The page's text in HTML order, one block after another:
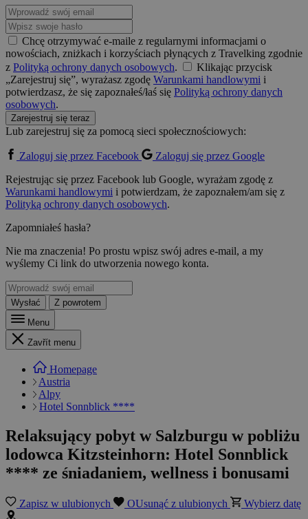
Chcę otrzymywać e-maile z regularnymi informacjami o
nowościach, zniżkach i korzyściach płynących z Travelking zgodnie
z Polityką ochrony danych osobowych.
Klikając przycisk
„Zarejestruj się”, wyrażasz zgodę Warunkami handlowymi i
potwierdzasz, że się zapoznałeś/łaś się Polityką ochrony danych
osobowych.
Zarejestruj się teraz
Lub zarejestruj się za pomocą sieci społecznościowych:
Zaloguj się przez Facebook
Zaloguj się przez Google
Rejestrując się przez Facebook lub Google, wyrażam zgodę z
Warunkami handlowymi i potwierdzam, że zapoznałem/am się z
Polityką ochrony danych osobowych.
Zapomniałeś hasła?
Nie ma znaczenia! Po prostu wpisz swój adres e-mail, a my
wyślemy Ci link do utworzenia nowego konta.
Wysłać
Z powrotem
Menu
Zavřít menu
Homepage
Austria
Alpy
Hotel Sonnblick ****
Relaksujący pobyt w Salzburgu w pobliżu
lodowca Kitzsteinhorn: Hotel Sonnblick
**** ze śniadaniem, wellness i bonusami
Zapisz w ulubionych OUsunąć z ulubionych Wybierz datę